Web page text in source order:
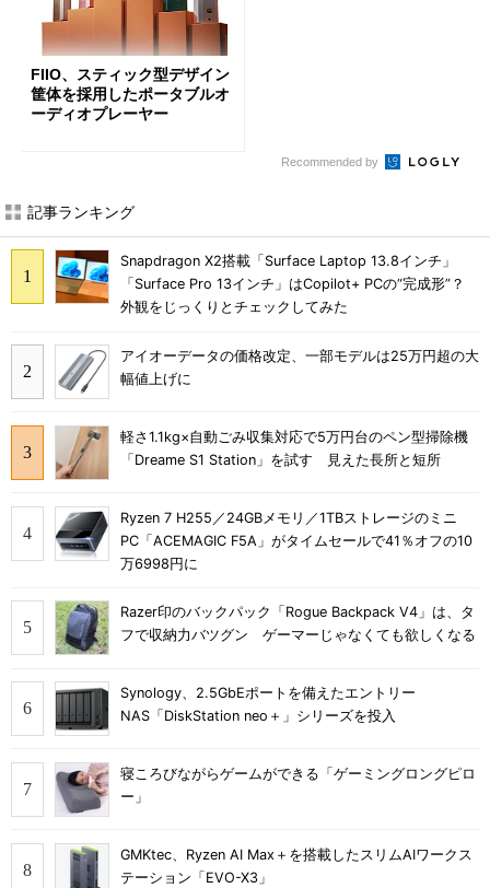
FIIO、スティック型デザイン
筐体を採用したポータブルオ
ーディオプレーヤー
Recommended by
記事ランキング
Snapdragon X2搭載「Surface Laptop 13.8インチ」
「Surface Pro 13インチ」はCopilot+ PCの“完成形”？
外観をじっくりとチェックしてみた
アイオーデータの価格改定、一部モデルは25万円超の大
幅値上げに
軽さ1.1kg×自動ごみ収集対応で5万円台のペン型掃除機
「Dreame S1 Station」を試す 見えた長所と短所
Ryzen 7 H255／24GBメモリ／1TBストレージのミニ
PC「ACEMAGIC F5A」がタイムセールで41％オフの10
万6998円に
Razer印のバックパック「Rogue Backpack V4」は、タ
フで収納力バツグン ゲーマーじゃなくても欲しくなる
Synology、2.5GbEポートを備えたエントリー
NAS「DiskStation neo＋」シリーズを投入
寝ころびながらゲームができる「ゲーミングロングピロ
ー」
GMKtec、Ryzen AI Max＋を搭載したスリムAIワークス
テーション「EVO-X3」